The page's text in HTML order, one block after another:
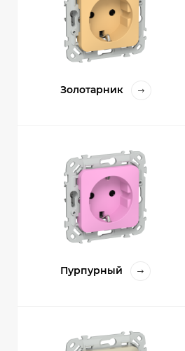
Золотарник
Пурпурный